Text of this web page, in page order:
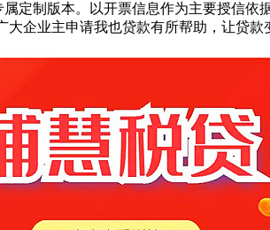
定制版本。以开票信息作为主要授信
企业主申请我也贷款有所帮助，让贷款